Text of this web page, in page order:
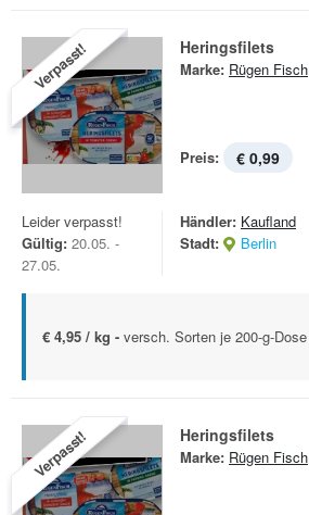
Verpasst! Heringsfilets
Marke: Rügen Fisch
Preis: € 0,99
Leider verpasst!
Gültig: 20.05. -
27.05.
Händler: Kaufland
Stadt:
Berlin
€ 4,95 / kg - versch. Sorten je 200-g-Dose
Verpasst! Heringsfilets
Marke: Rügen Fisch